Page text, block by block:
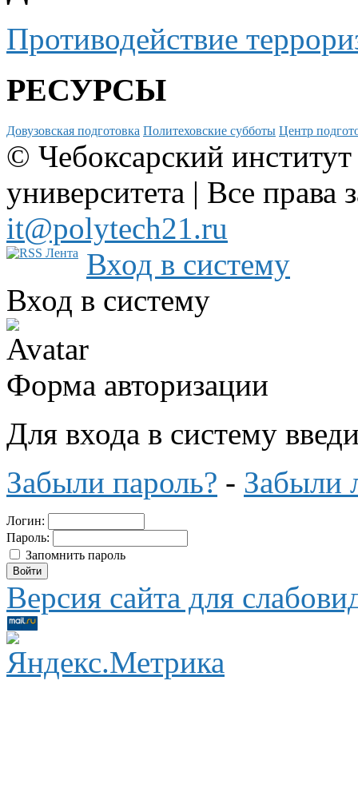
Противодействие
РЕСУРСЫ
Довузовская подготовка Политеховские субботы Центр
© Чебоксарский
университета | Все
it@polytech21.ru
Вход в систему
Вход в систему
Форма авторизации
Для входа в систему
Забыли пароль? - Забыли
Логин:
Пароль:
Запомнить пароль
Версия сайта для